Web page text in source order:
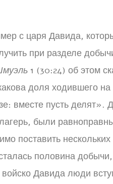
с царя Давида,
при разделе
1 (30:24) об этом
доля ходившего
вместе пусть делят».
были
поставить
половина
Давида люди